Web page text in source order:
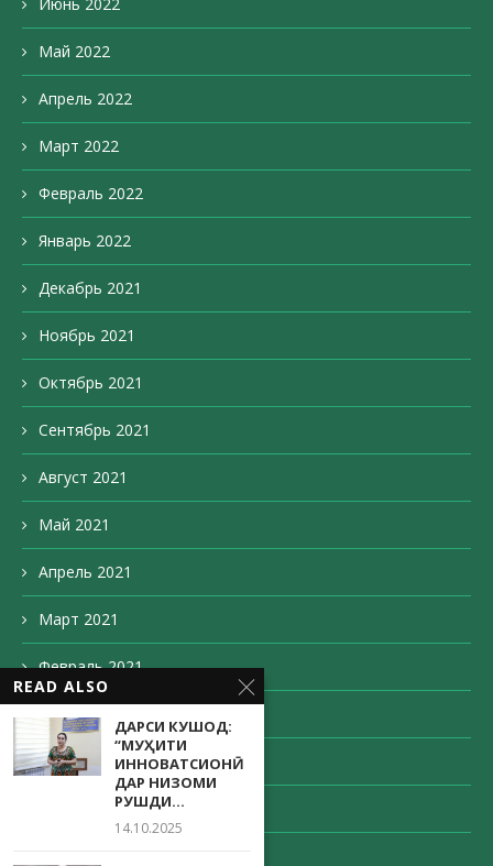
Май 2022
Апрель 2022
Март 2022
Февраль 2022
Январь 2022
Декабрь 2021
Ноябрь 2021
Октябрь 2021
Сентябрь 2021
Август 2021
Май 2021
Апрель 2021
Март 2021
Февраль 2021
Декабрь 2020
Ноябрь 2020
Октябрь 2020
READ ALSO
ДАРСИ КУШОД:
“МУҲИТИ
ИННОВАТСИОНӢ
ДАР НИЗОМИ
РУШДИ...
14.10.2025